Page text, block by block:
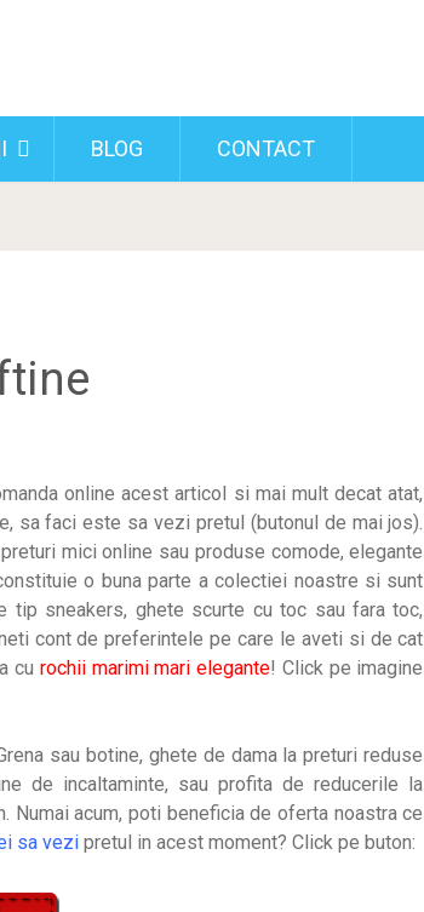
BLOG CONTACT
online acest articol si mai mult decat atat,
sa faci este sa vezi pretul (butonul de mai jos).
mici online sau produse comode, elegante
o buna parte a colectiei noastre si sunt
tip sneakers, ghete scurte cu toc sau fara toc,
cont de preferintele pe care le aveti si de cat
cu rochii marimi mari elegante! Click pe imagine
sau botine, ghete de dama la preturi reduse
de incaltaminte, sau profita de reducerile la
Numai acum, poti beneficia de oferta noastra ce
sa vezi pretul in acest moment? Click pe buton: